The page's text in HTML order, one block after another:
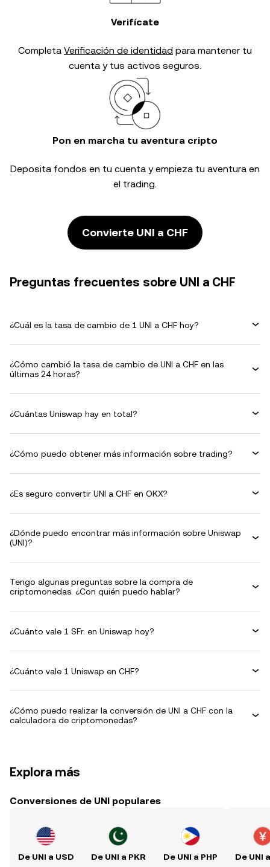
Verifícate
Completa Verificación de identidad para mantener tu
cuenta y tus activos seguros.
Pon en marcha tu aventura cripto
Deposita fondos en tu cuenta y empieza tu aventura en
el trading.
Convierte UNI a CHF
Preguntas frecuentes sobre UNI a CHF
¿Cuál es la tasa de cambio de 1 UNI a CHF hoy?
¿Cómo cambió la tasa de cambio de UNI a CHF en las
últimas 24 horas?
¿Cuántas Uniswap hay en total?
¿Cómo puedo obtener más información sobre trading?
¿Es seguro convertir UNI a CHF en OKX?
¿Dónde puedo encontrar más información sobre Uniswap
(UNI)?
Tengo algunas preguntas sobre la compra de
criptomonedas. ¿Con quién puedo hablar?
¿Cuánto vale 1 SFr. en Uniswap hoy?
¿Cuánto vale 1 Uniswap en CHF?
¿Cómo puedo realizar la conversión de UNI a CHF con la
calculadora de criptomonedas?
Explora más
Conversiones de UNI populares
De UNI a USD De UNI a PKR De UNI a PHP De UNI